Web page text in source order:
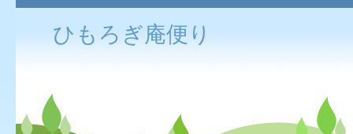
ひもろぎ庵便り